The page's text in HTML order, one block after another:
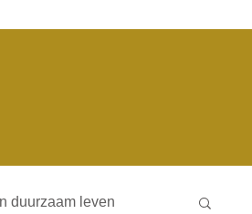
duurzaam leven